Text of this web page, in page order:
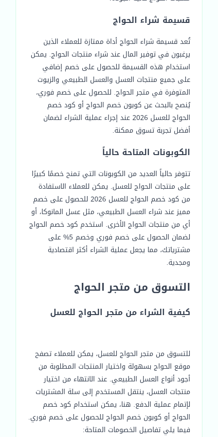
قسيمة شراء الحواج
تُعد قسيمة شراء الحواج أداة ممتازة للعملاء الذين
يرغبون في توفير المال عند شراء منتجات الحواج. يمكن
استخدام هذه القسيمة للحصول على خصم إضافي
على جميع منتجات العسل والعسل الطبيعي والزيوت
المتوفرة في متجر الحواج. للحصول على خصم فوري،
يُنصح بالبحث عن كوبون خصم الحواج أو كود خصم
الحواج للعسل 2026 عند إجراء عملية الشراء لضمان
أفضل تجربة تسوق ممكنة.
الكوبونات المتاحة حالياً
تتوفر حالياً العديد من الكوبونات التي تمنح خصمًا كبيرًا
على منتجات الحواج للعسل. يمكن للعملاء الاستفادة
من كود خصم الحواج للعسل 2026 للحصول على خصم
مميز عند شراء العسل الطبيعي، مثل عسل المانوكا، أو
أي من منتجات الحواج الأخرى. استخدم كود خصم الحواج
لضمان الحصول على خصم فوري وخصم 5% على
مشترياتك، مما يجعل عملية الشراء أكثر اقتصادية
ومجدية.
التسوق من متجر الحواج
كيفية الشراء من متجر الحواج للعسل
للتسوق من متجر الحواج للعسل، يمكن للعملاء تصفح
موقع الحواج بسهولة واختيار المنتجات المطلوبة من
أجود أنواع العسل الطبيعي. عند الانتهاء من اختيار
منتجات العسل، ينتقل المستخدم إلى سلة المشتريات
لإتمام عملية الدفع. هنا، يمكن استخدام كود خصم
الحواج أو كوبون خصم الحواج للحصول على خصم فوري.
فيما يلي تفاصيل الخصومات المتاحة: